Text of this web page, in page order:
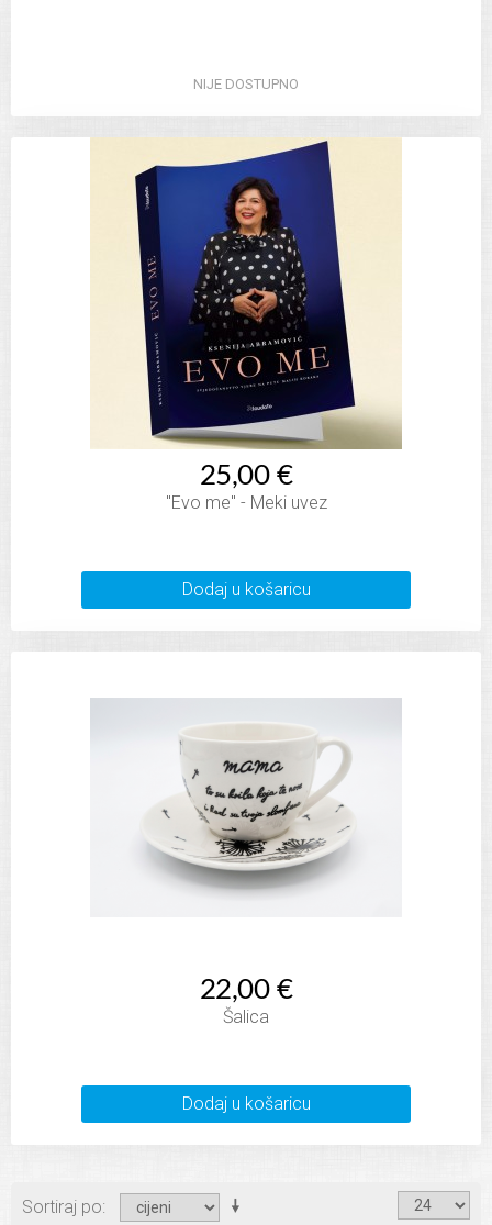
NIJE DOSTUPNO
25,00 €
"Evo me" - Meki uvez
Dodaj u košaricu
22,00 €
Šalica
Dodaj u košaricu
Sortiraj po